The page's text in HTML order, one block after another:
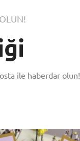
ile haberdar olun!